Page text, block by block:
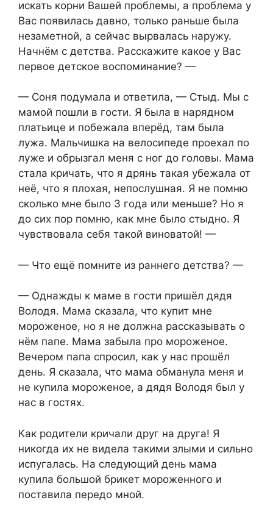
искать корни Вашей проблемы, а проблема у
Вас появилась давно, только раньше была
незаметной, а сейчас вырвалась наружу.
Начнём с детства. Расскажите какое у Вас
первое детское воспоминание? —
— Соня подумала и ответила, — Стыд. Мы с
мамой пошли в гости. Я была в нарядном
платьице и побежала вперёд, там была
лужа. Мальчишка на велосипеде проехал по
луже и обрызгал меня с ног до головы. Мама
стала кричать, что я дрянь такая убежала от
неё, что я плохая, непослушная. Я не помню
сколько мне было 3 года или меньше? Но я
до сих пор помню, как мне было стыдно. Я
чувствовала себя такой виноватой! —
— Что ещё помните из раннего детства? —
— Однажды к маме в гости пришёл дядя
Володя. Мама сказала, что купит мне
мороженое, но я не должна рассказывать о
нём папе. Мама забыла про мороженое.
Вечером папа спросил, как у нас прошёл
день. Я сказала, что мама обманула меня и
не купила мороженое, а дядя Володя был у
нас в гостях.
Как родители кричали друг на друга! Я
никогда их не видела такими злыми и сильно
испугалась. На следующий день мама
купила большой брикет мороженного и
поставила передо мной.